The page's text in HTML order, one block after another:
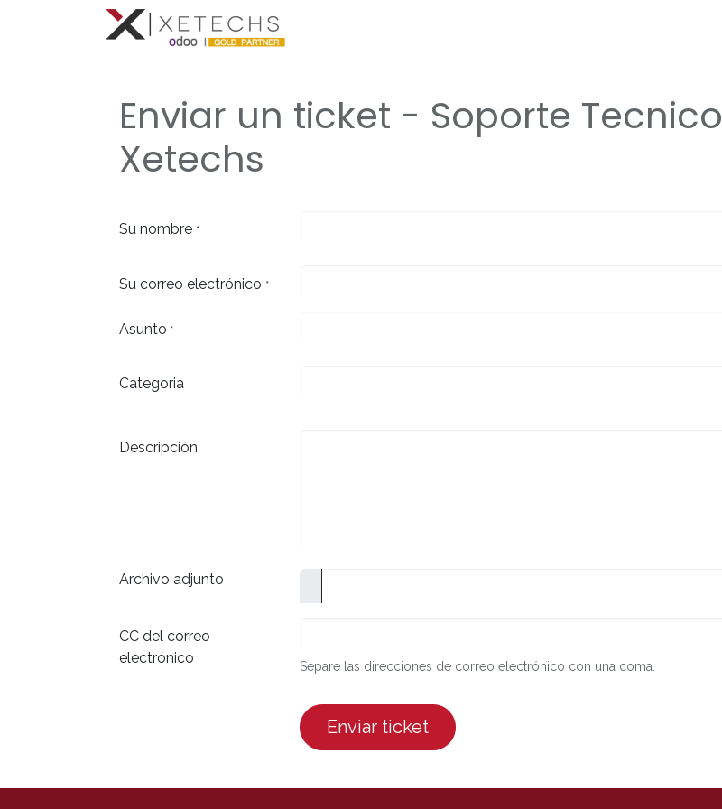
Enviar un ticket - Soporte Tecnico
Xetechs
Su nombre *
Su correo electrónico *
Asunto *
Categoria
Descripción
Archivo adjunto
CC del correo
electrónico
Separe las direcciones de correo electrónico con una coma.
Enviar ticket